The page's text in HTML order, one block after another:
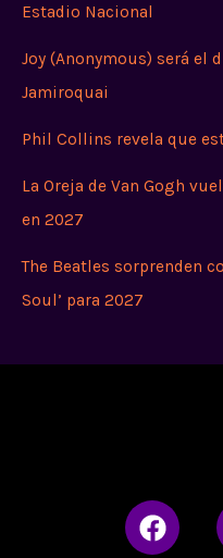
Estadio Nacional
Joy (Anonymous) será el
Jamiroquai
Phil Collins revela que
La Oreja de Van Gogh
en 2027
The Beatles sorprenden
Soul’ para 2027
F
a